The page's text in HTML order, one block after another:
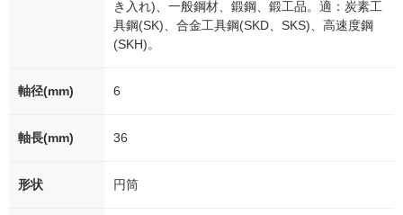
き入れ)、一般鋼材、鍛鋼、鍛工品。適：炭素工
具鋼(SK)、合金工具鋼(SKD、SKS)、高速度鋼
(SKH)。
軸径(mm) 6
軸長(mm) 36
形状 円筒